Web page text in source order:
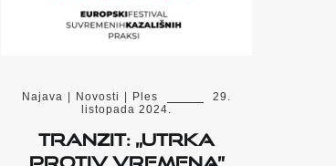
Najava Novosti Ples
29.
listopada 2024.
TranziT: „Utrka
protiv vremena”